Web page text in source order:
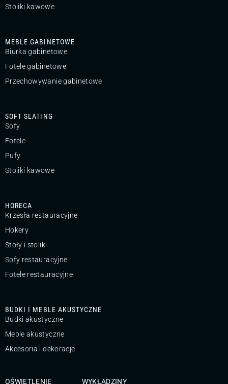
Stoliki kawowe
MEBLE GABINETOWE
Biurka gabinetowe
Fotele gabinetowe
Przechowywanie gabinetowe
SOFT SEATING
Sofy
Fotele
Pufy
Stoliki kawowe
HORECA
Krzesła restauracyjne
Hokery
Stoły i stoliki
Sofy restauracyjne
Fotele restauracyjne
BUDKI I MEBLE AKUSTYCZNE
Budki akustyczne
Meble akustyczne
Akcesoria i dekoracje
OŚWIETLENIE WYKŁADZINY